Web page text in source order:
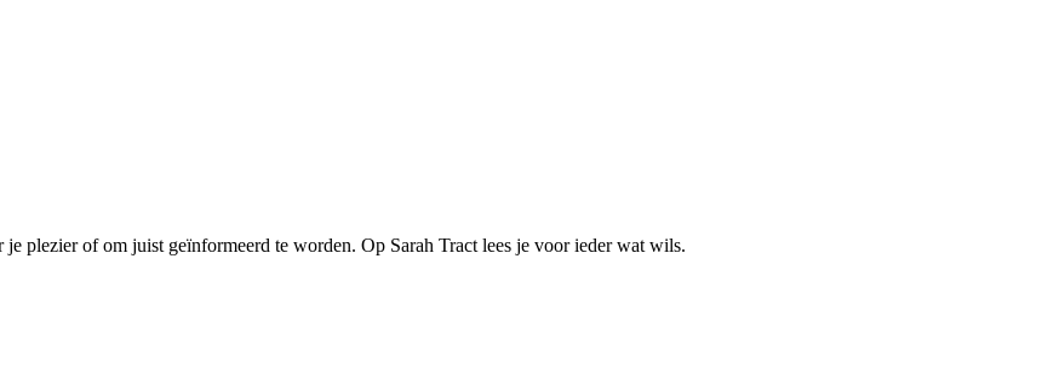
plezier of om juist geïnformeerd te worden. Op Sarah Tract lees je voor ieder wat wils.